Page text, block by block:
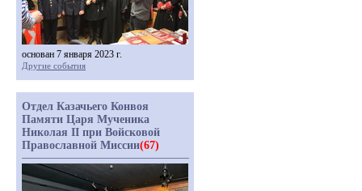
основан 7 января 2023 г.
Другие события
Отдел Казачьего Конвоя
Памяти Царя Мученика
Николая II при Войсковой
Православной Миссии(67)